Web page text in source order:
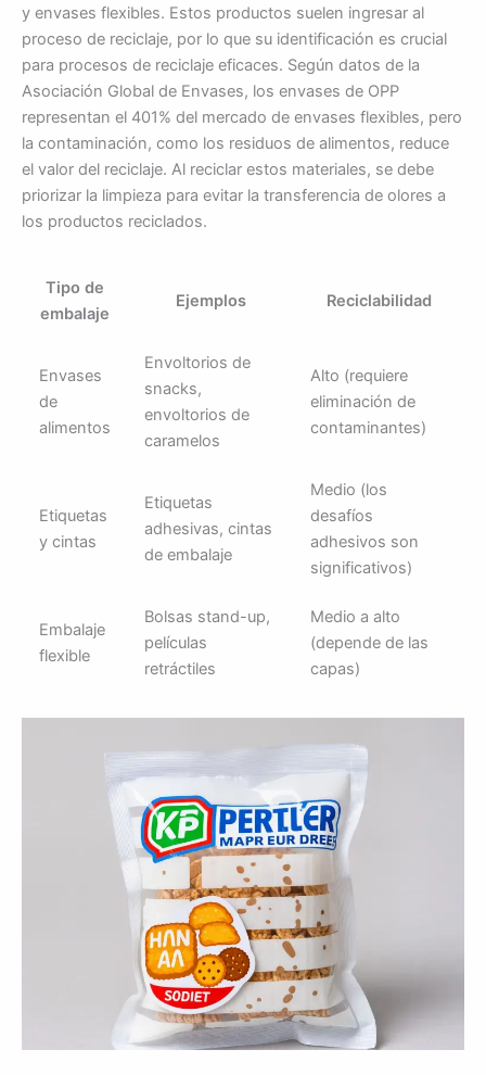
y envases flexibles. Estos productos suelen ingresar al
proceso de reciclaje, por lo que su identificación es crucial
para procesos de reciclaje eficaces. Según datos de la
Asociación Global de Envases, los envases de OPP
representan el 401% del mercado de envases flexibles, pero
la contaminación, como los residuos de alimentos, reduce
el valor del reciclaje. Al reciclar estos materiales, se debe
priorizar la limpieza para evitar la transferencia de olores a
los productos reciclados.
Tipo de
embalaje
Ejemplos Reciclabilidad
Envases
de
alimentos
Envoltorios de
snacks,
envoltorios de
caramelos
Alto (requiere
eliminación de
contaminantes)
Etiquetas
y cintas
Etiquetas
adhesivas, cintas
de embalaje
Medio (los
desafíos
adhesivos son
significativos)
Embalaje
flexible
Bolsas stand-up,
películas
retráctiles
Medio a alto
(depende de las
capas)